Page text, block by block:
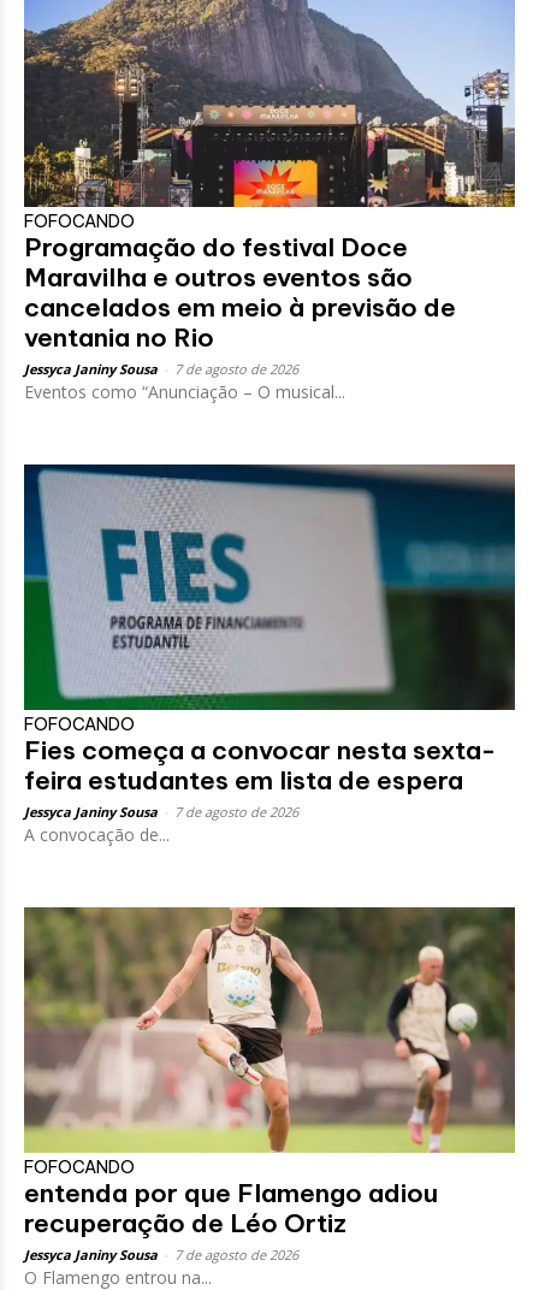
FOFOCANDO
Programação do festival Doce
Maravilha e outros eventos são
cancelados em meio à previsão de
ventania no Rio
Jessyca Janiny Sousa 7 de agosto de 2026
Eventos como “Anunciação – O musical...
FOFOCANDO
Fies começa a convocar nesta sexta-
feira estudantes em lista de espera
Jessyca Janiny Sousa 7 de agosto de 2026
A convocação de...
FOFOCANDO
entenda por que Flamengo adiou
recuperação de Léo Ortiz
Jessyca Janiny Sousa 7 de agosto de 2026
O Flamengo entrou na...